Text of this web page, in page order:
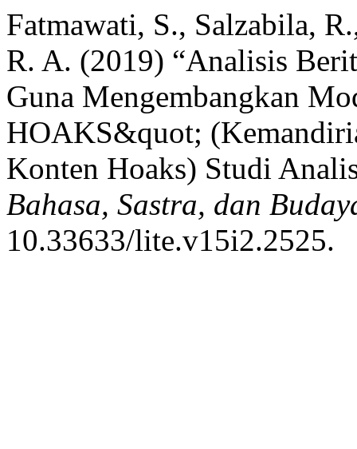
Fatmawati, S., Salzabila,
R. A. (2019) “Analisis
Guna Mengembangkan
HOAKS&quot;
Konten Hoaks) Studi
Bahasa, Sastra, dan
10.33633/lite.v15i2.2525.